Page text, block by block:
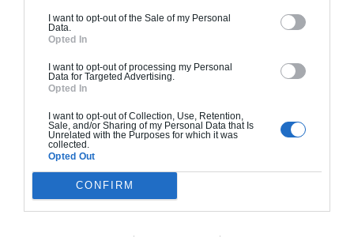
I want to opt-out of the Sale of my Personal
Data.
Opted In
I want to opt-out of processing my Personal
Data for Targeted Advertising.
Opted In
I want to opt-out of Collection, Use, Retention,
Sale, and/or Sharing of my Personal Data that Is
Unrelated with the Purposes for which it was
collected.
Opted Out
CONFIRM
(RT 2020). Finitions haut de gamme. Le prix "clé
en main" inclut le gros oeuvre et le second
oeuvre (cuisine, peinture, sols...), mais exclut
piscine, jardin et clôture.
273 000€ TTC
Je la veux !